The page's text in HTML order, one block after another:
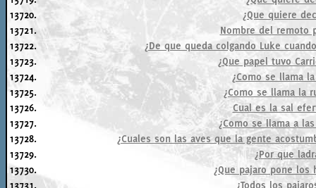
13720.
¿Que quiere
13721.
Nombre del remoto
13722.
¿De que queda colgando Luke
13723.
¿Que papel tuvo
13724.
¿Como se llama
13725.
¿Como se llama la
13726.
Cual es la sal
13727.
¿Como se llama a
13728.
¿Cuales son las aves que la gente
13729.
¿Por que
13730.
¿Que pajaro pone los
13731.
¿Todos los